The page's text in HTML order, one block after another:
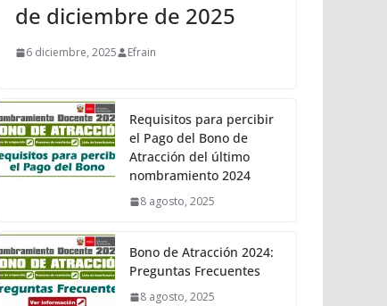
de diciembre de 2025
6 diciembre, 2025 Efrain
Requisitos para percibir
el Pago del Bono de
Atracción del último
nombramiento 2024
8 agosto, 2025
Bono de Atracción 2024:
Preguntas Frecuentes
8 agosto, 2025